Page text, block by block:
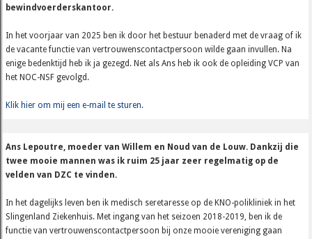
bewindvoerderskantoor.
In het voorjaar van 2025 ben ik door het bestuur benaderd met de vraag of ik
de vacante functie van vertrouwenscontactpersoon wilde gaan invullen. Na
enige bedenktijd heb ik ja gezegd. Net als Ans heb ik ook de opleiding VCP van
het NOC-NSF gevolgd.
Klik hier om mij een e-mail te sturen.
Ans Lepoutre, moeder van Willem en Noud van de Louw. Dankzij die
twee mooie mannen was ik ruim 25 jaar zeer regelmatig op de
velden van DZC te vinden.
In het dagelijks leven ben ik medisch seretaresse op de KNO-polikliniek in het
Slingenland Ziekenhuis. Met ingang van het seizoen 2018-2019, ben ik de
functie van vertrouwenscontactpersoon bij onze mooie vereniging gaan